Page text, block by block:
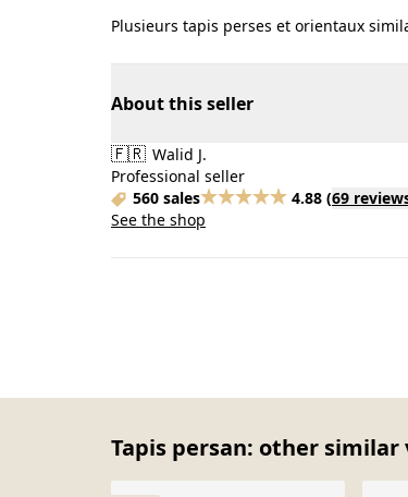
Plusieurs tapis perses et orientaux
About this seller
🇫🇷 Walid J.
Professional seller
560 sales
4.88 (69
See the shop
Tapis persan: other similar